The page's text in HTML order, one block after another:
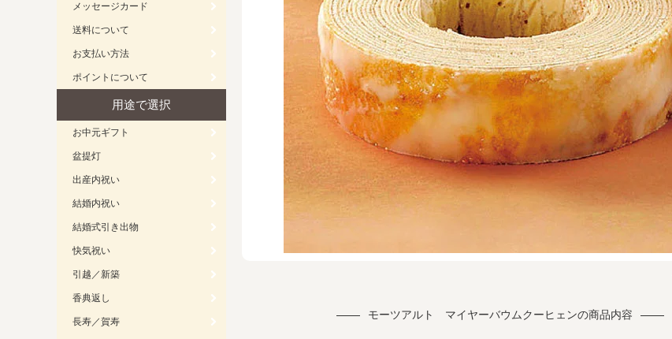
モーツアルト マイヤーバウムクーヒェンの商品内容
メッセージカード
送料について
お支払い方法
ポイントについて
用途で選択
お中元ギフト
盆提灯
出産内祝い
結婚内祝い
結婚式引き出物
快気祝い
引越／新築
香典返し
長寿／賀寿